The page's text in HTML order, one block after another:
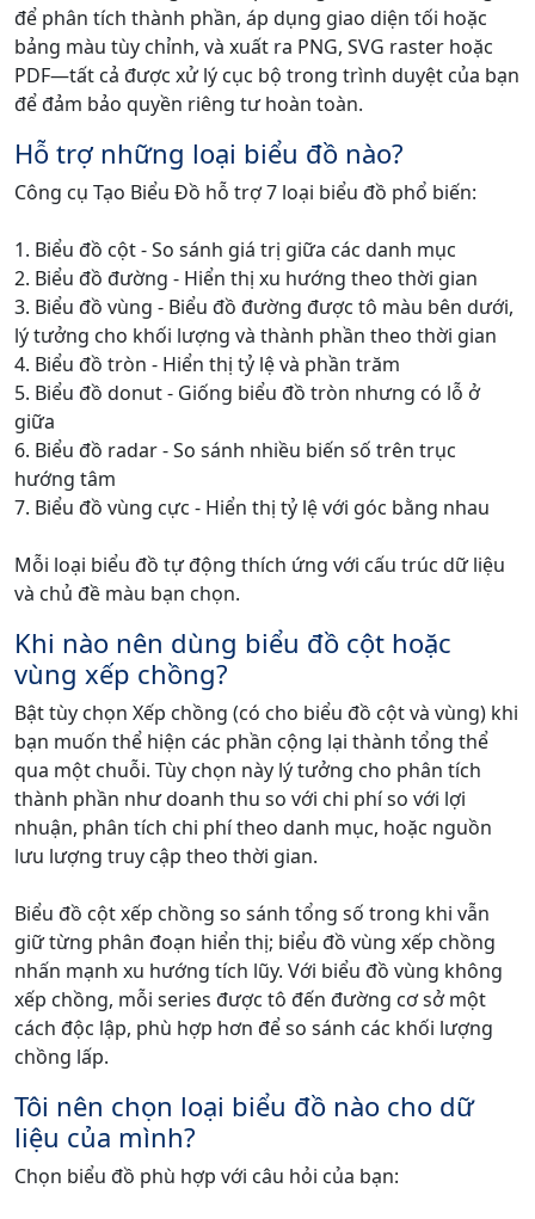
để phân tích thành phần, áp dụng giao diện tối hoặc
bảng màu tùy chỉnh, và xuất ra PNG, SVG raster hoặc
PDF—tất cả được xử lý cục bộ trong trình duyệt của bạn
để đảm bảo quyền riêng tư hoàn toàn.
Hỗ trợ những loại biểu đồ nào?
Công cụ Tạo Biểu Đồ hỗ trợ 7 loại biểu đồ phổ biến:
1. Biểu đồ cột - So sánh giá trị giữa các danh mục
2. Biểu đồ đường - Hiển thị xu hướng theo thời gian
3. Biểu đồ vùng - Biểu đồ đường được tô màu bên dưới,
lý tưởng cho khối lượng và thành phần theo thời gian
4. Biểu đồ tròn - Hiển thị tỷ lệ và phần trăm
5. Biểu đồ donut - Giống biểu đồ tròn nhưng có lỗ ở
giữa
6. Biểu đồ radar - So sánh nhiều biến số trên trục
hướng tâm
7. Biểu đồ vùng cực - Hiển thị tỷ lệ với góc bằng nhau
Mỗi loại biểu đồ tự động thích ứng với cấu trúc dữ liệu
và chủ đề màu bạn chọn.
Khi nào nên dùng biểu đồ cột hoặc
vùng xếp chồng?
Bật tùy chọn Xếp chồng (có cho biểu đồ cột và vùng) khi
bạn muốn thể hiện các phần cộng lại thành tổng thể
qua một chuỗi. Tùy chọn này lý tưởng cho phân tích
thành phần như doanh thu so với chi phí so với lợi
nhuận, phân tích chi phí theo danh mục, hoặc nguồn
lưu lượng truy cập theo thời gian.
Biểu đồ cột xếp chồng so sánh tổng số trong khi vẫn
giữ từng phân đoạn hiển thị; biểu đồ vùng xếp chồng
nhấn mạnh xu hướng tích lũy. Với biểu đồ vùng không
xếp chồng, mỗi series được tô đến đường cơ sở một
cách độc lập, phù hợp hơn để so sánh các khối lượng
chồng lấp.
Tôi nên chọn loại biểu đồ nào cho dữ
liệu của mình?
Chọn biểu đồ phù hợp với câu hỏi của bạn: